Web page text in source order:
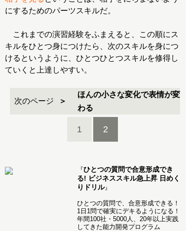
にするためのパーツスキルだ。
これまでの演習経験をふまえると、この順にス
キルをひとつ身につけたら、次のスキルを身につ
けるというように、ひとつひとつスキルを修得し
ていくと上達しやすい。
次のページ
ほんの小さな変化で表情が変
わる
1 2
『ひとつの質問で合意形成でき
る! ビジネススキル急上昇 日めく
りドリル』
ひとつの質問で、合意形成できる！
1日1問で確実にデキるようになる！
年間100社・5000人、20年以上実践
してきた能力開発プログラム